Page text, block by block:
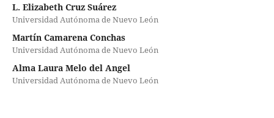
L. Elizabeth Cruz Suárez
Universidad Autónoma de Nuevo León
Martín Camarena Conchas
Universidad Autónoma de Nuevo León
Alma Laura Melo del Angel
Universidad Autónoma de Nuevo León